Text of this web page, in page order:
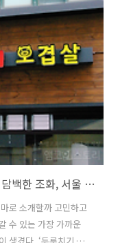
[맛집을 찾아라] 김치찌개와 돌솥밥의 담백한 조화, 서울 성동구 성수동 ‘두루치기 김치찌개 오겹살’
로 소개할까 고민하고
수 있는 가장 가까운